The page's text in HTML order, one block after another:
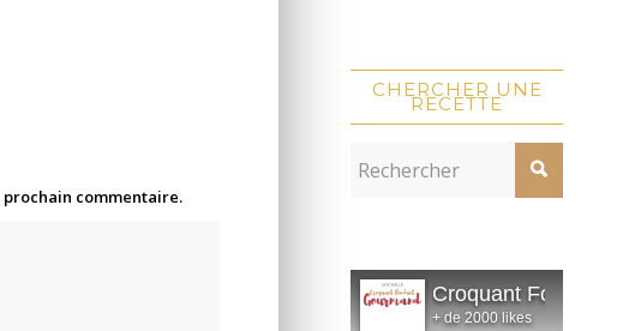
commentaire.
CHERCHER UNE
RECETTE
Croquant Fondant
+ de 2000 likes